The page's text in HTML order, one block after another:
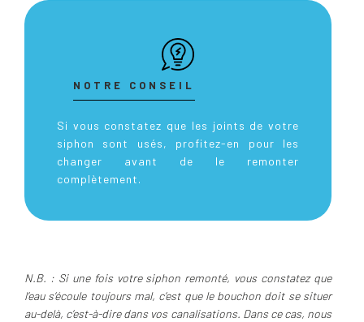
NOTRE CONSEIL
Si vous constatez que les joints de votre
siphon sont usés, profitez-en pour les
changer avant de le remonter
complètement.
N.B. : Si une fois votre siphon remonté, vous constatez que
l’eau s’écoule toujours mal, c’est que le bouchon doit se situer
au-delà, c’est-à-dire dans vos canalisations. Dans ce cas, nous